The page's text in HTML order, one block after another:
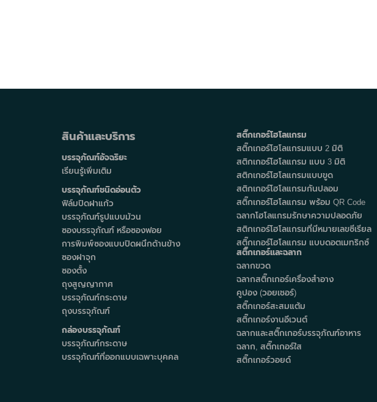
สินค้าและบริการ
บรรจุภัณฑ์อัจฉริยะ
เรียนรู้เพิ่มเติม
บรรจุภัณฑ์ชนิดอ่อนตัว
ฟิล์มปิดฝาแก้ว
บรรจุภัณฑ์รูปแบบม้วน
ซองบรรจุภัณฑ์ หรือซองฟอย
การพิมพ์ซองแบบปิดผนึกด้านข้าง
ซองฝาจุก
ซองตั้ง
ถุงสูญญากาศ
บรรจุภัณฑ์กระดาษ
ถุงบรรจุภัณฑ์
กล่องบรรจุภัณฑ์
บรรจุภัณฑ์กระดาษ
บรรจุภัณฑ์ที่ออกแบบเฉพาะบุคคล
สติ๊กเกอร์โฮโลแกรม
สติ๊กเกอร์โฮโลแกรมแบบ 2 มิติ
สติกเกอร์โฮโลแกรม แบบ 3 มิติ
สติกเกอร์โฮโลแกรมแบบขูด
สติกเกอร์โฮโลแกรมกันปลอม
สติ๊กเกอร์โฮโลแกรม พร้อม QR Code
ฉลากโฮโลแกรมรักษาความปลอดภัย
สติกเกอร์โฮโลแกรมที่มีหมายเลขซีเรียล
สติ๊กเกอร์โฮโลแกรม แบบดอตเมทริกซ์
สติ๊กเกอร์และฉลาก
ฉลากขวด
ฉลากสติ๊กเกอร์เครื่องสำอาง
คูปอง (วอยเชอร์)
สติ๊กเกอร์สะสมแต้ม
สติ๊กเกอร์งานอีเวนต์
ฉลากและสติ๊กเกอร์บรรจุภัณฑ์อาหาร
ฉลาก, สติ๊กเกอร์ใส
สติ๊กเกอร์วอยด์